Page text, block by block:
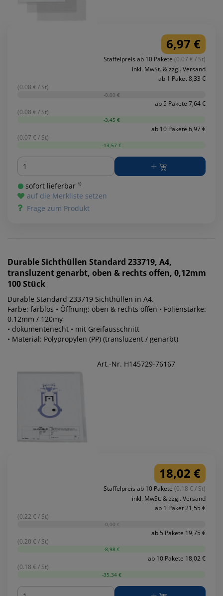
6,97 €
Staffelpreis ab 10 Pakete (0.07 € / St)
inkl. MwSt. & zzgl. Versand
ab 1 Paket 8,33 €
(0.08 € / St)
-0,00 €
ab 5 Pakete 7,64 €
(0.08 € / St)
-3,45 €
ab 10 Pakete 6,97 €
(0.07 € / St)
-13,57 €
Menge
sofort lieferbar ¹⁾
auf die Merkliste setzen
Frage zum Produkt
DurableSichthüllen Standard 233719, A4,
transluzent genarbt, oben & rechts offen, 0,12mm
100 Stück
Durable Standard 233719 Sichthüllen in A4.
Farbe: farblos • Öffnung: oben & rechts offen • Folienstärke:
0,12mm / 120my
• dokumentenecht • mit Greifausschnitt
• Material: Polypropylen (PP) (transluzent / genarbt)
Art.-Nr. H145729-76167
18,02 €
Staffelpreis ab 10 Pakete (0.18 € / St)
inkl. MwSt. & zzgl. Versand
ab 1 Paket 21,55 €
(0.22 € / St)
-0,00 €
ab 5 Pakete 19,75 €
(0.20 € / St)
-8,98 €
ab 10 Pakete 18,02 €
(0.18 € / St)
-35,34 €
Menge